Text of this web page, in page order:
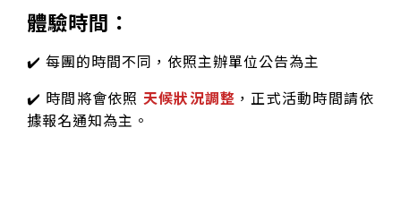
體驗時間：
✔️ 每團的時間不同，依照主辦單位公告為主
✔️ 時間將會依照 天候狀況調整 ，正式活動時間請依
據報名通知為主。